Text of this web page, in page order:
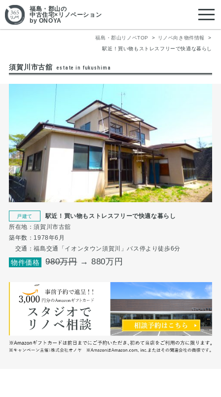
福島・郡山の
中古住宅×リノベーション
by ONOYA
福島・郡山リノベTOP
リノベ向き物件情報
駅近！買い物もストレスフリーで快適な暮らし
須賀川市古舘 estate in fukushima
戸建て
駅近！買い物もストレスフリーで快適な暮らし
所在地：須賀川市古舘
築年数：1978年6月
交通：福島交通「イオンタウン須賀川」バス停より徒歩6分
物件価格 980万円→ 880万円